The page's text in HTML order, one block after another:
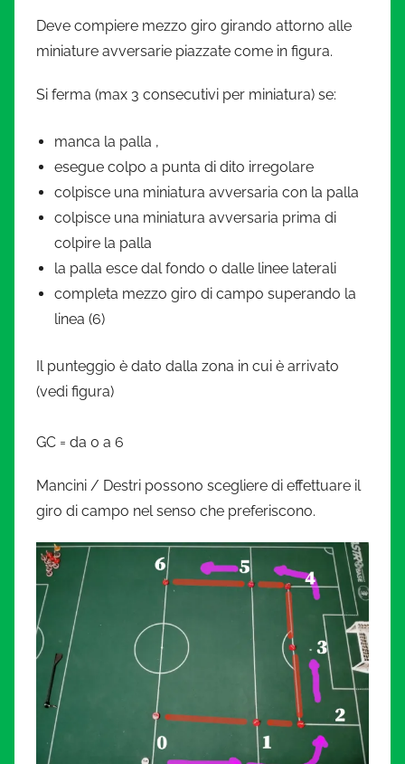
Deve compiere mezzo giro girando attorno alle
miniature avversarie piazzate come in figura.
Si ferma (max 3 consecutivi per miniatura) se:
manca la palla ,
esegue colpo a punta di dito irregolare
colpisce una miniatura avversaria con la palla
colpisce una miniatura avversaria prima di
colpire la palla
la palla esce dal fondo o dalle linee laterali
completa mezzo giro di campo superando la
linea (6)
Il punteggio è dato dalla zona in cui è arrivato
(vedi figura)
GC = da 0 a 6
Mancini / Destri possono scegliere di effettuare il
giro di campo nel senso che preferiscono.